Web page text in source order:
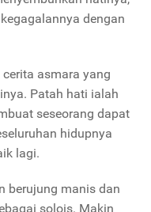
dengan
asmara yang
Patah hati ialah
seseorang dapat
hidupnya
lagi.
berujung manis dan
solois. Makin